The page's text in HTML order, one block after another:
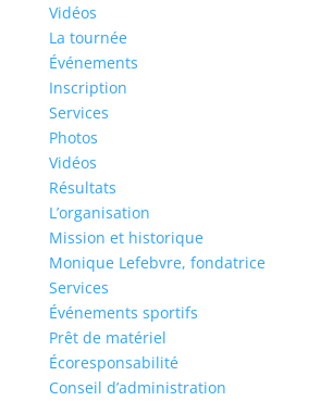
Vidéos
La tournée
Événements
Inscription
Services
Photos
Vidéos
Résultats
L’organisation
Mission et historique
Monique Lefebvre, fondatrice
Services
Événements sportifs
Prêt de matériel
Écoresponsabilité
Conseil d’administration